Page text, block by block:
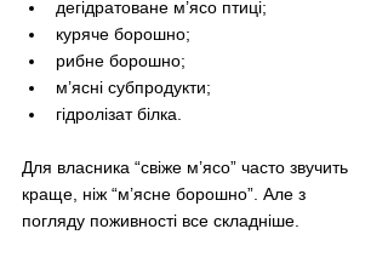
дегідратоване м’ясо птиці;
куряче борошно;
рибне борошно;
м’ясні субпродукти;
гідролізат білка.
Для власника “свіже м’ясо” часто звучить
краще, ніж “м’ясне борошно”. Але з
погляду поживності все складніше.